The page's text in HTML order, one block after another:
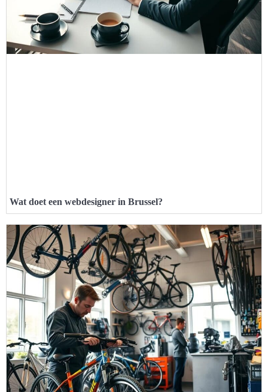
Wat doet een webdesigner in Brussel?